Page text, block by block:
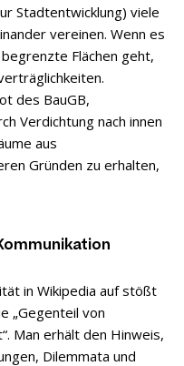
Stadtentwicklung) viele
vereinen. Wenn es
Flächen geht,
des BauGB,
Verdichtung nach innen
aus
Gründen zu erhalten,
in Wikipedia auf stößt
„Gegenteil von
Man erhält den Hinweis,
Dilemmata und